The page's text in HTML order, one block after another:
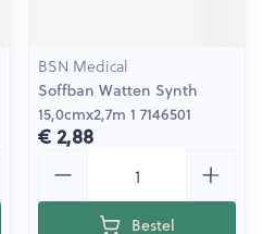
BSN Medical
Soffban Watten Synth
15,0cmx2,7m 1 7146501
€ 2,88
Bestel